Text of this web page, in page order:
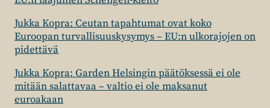
Jukka Kopra: Ceutan tapahtumat ovat koko
Euroopan turvallisuuskysymys – EU:n ulkorajojen on
pidettävä
Jukka Kopra: Garden Helsingin päätöksessä ei ole
mitään salattavaa – valtio ei ole maksanut
euroakaan